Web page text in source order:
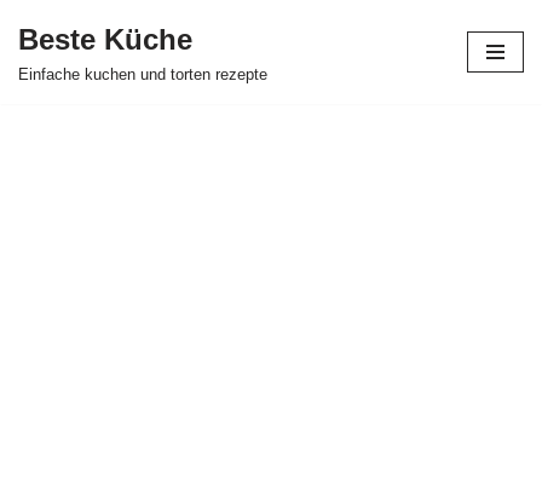
Zum
Beste Küche
Einfache kuchen und torten rezepte